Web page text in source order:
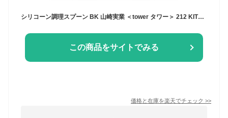
シリコーン調理スプーン BK 山崎実業 ＜tower タワー＞ 212 KITCHEN STORE トゥーワントゥーキッチンストア 食器・調理器具・キッチン用品 その他の食器・調理器具・キッチン用品 ブラック[Rakuten Fashion]
この商品をサイトでみる
価格と在庫を楽天でチェック >>